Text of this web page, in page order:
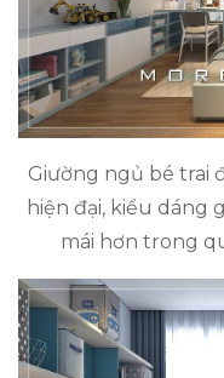
Giường ngủ bé trai
hiện đại, kiểu dáng
mái hơn trong